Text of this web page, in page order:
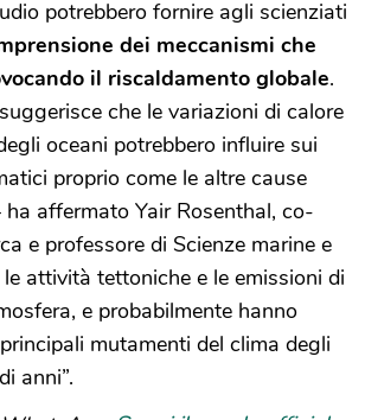
potrebbero fornire agli scienziati
dei meccanismi che
il riscaldamento globale.
che le variazioni di calore
oceani potrebbero influire sui
proprio come le altre cause
ha affermato Yair Rosenthal, co-
e professore di Scienze marine e
attività tettoniche e le emissioni di
e probabilmente hanno
mutamenti del clima degli
anni”.